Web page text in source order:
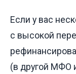
Если у вас
с высокой
(в другой МФО